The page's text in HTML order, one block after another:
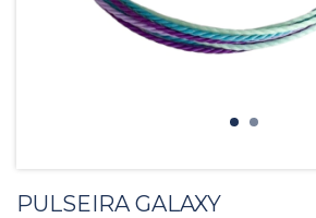
PULSEIRA GALAXY